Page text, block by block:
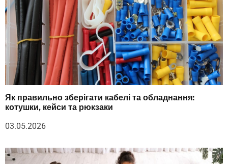
Як правильно зберігати кабелі та обладнання:
котушки, кейси та рюкзаки
03.05.2026